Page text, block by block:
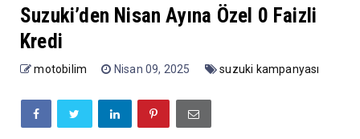
Suzuki’den Nisan Ayına Özel 0 Faizli
Kredi
motobilim Nisan 09, 2025 suzuki kampanyası